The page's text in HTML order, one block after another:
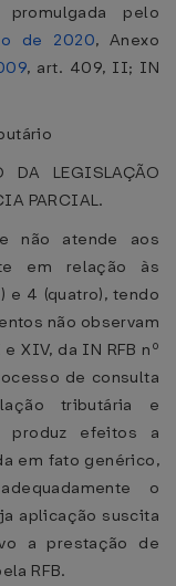
promulgada pelo
de 2020, Anexo
, art. 409, II; IN
DA LEGISLAÇÃO
PARCIAL.
não atende aos
em relação às
e 4 (quatro), tendo
não observam
XIV, da IN RFB nº
de consulta
tributária e
produz efeitos a
em fato genérico,
o
aplicação suscita
a prestação de
RFB.